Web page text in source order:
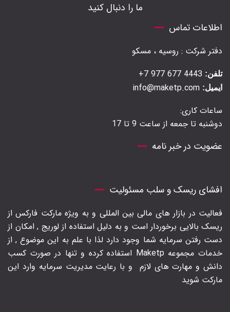
ما را دنبال کنید
اطلاعات تماس
دفتر شرکت : روسیه ، مسکو
تلفن:
ایمیل:
ساعات کاری:
دوشنبه تا جمعه از ساعت 9 تا 17
عضویت در خبر نامه
افشای ریسک و سلب مسئولیت
فعالیت در بازار های مالی بین المللی و به ویژه مارکت فارکس از
ریسک بالایی برخوردار است و به دلیل استفاده از لوریج , امکان از
دست رفتن سرمایه شما وجود دارد لذا با علم به این موضوع , از
خدمات مجموعه Maketp استفاده کرده و تنها در صورت کسب
دانش و مهارت های لازم و با رعایت مدیریت سرمایه وارد این
مارکت شوید